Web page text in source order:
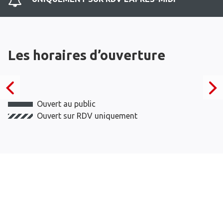
Les horaires d’ouverture
Ouvert au public
Ouvert sur RDV uniquement